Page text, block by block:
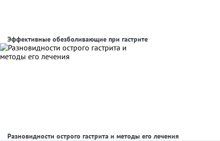
Эффективные обезболивающие при гастрите
Разновидности острого гастрита и методы его лечения